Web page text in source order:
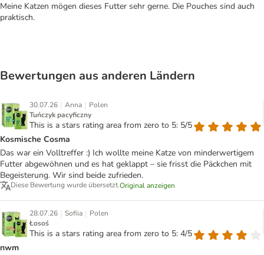
Meine Katzen mögen dieses Futter sehr gerne. Die Pouches sind auch
praktisch.
Bewertungen aus anderen Ländern
30.07.26 | Anna | Polen
Tuńczyk pacyficzny
This is a stars rating area from zero to 5: 5/5
Kosmische Cosma
Das war ein Volltreffer :) Ich wollte meine Katze von minderwertigem
Futter abgewöhnen und es hat geklappt – sie frisst die Päckchen mit
Begeisterung. Wir sind beide zufrieden.
Diese Bewertung wurde übersetzt.Original anzeigen
28.07.26 | Sofiia | Polen
Łosoś
This is a stars rating area from zero to 5: 4/5
nwm